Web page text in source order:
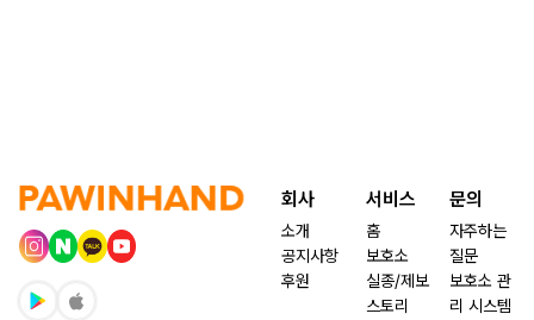
회사
소개
공지사항
후원
서비스
홈
보호소
실종/제보
스토리
문의
자주하는
질문
보호소 관
리 시스템